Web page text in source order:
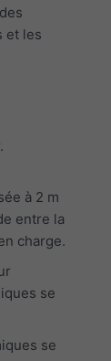
et les
à 2 m
entre la
charge.
se
se